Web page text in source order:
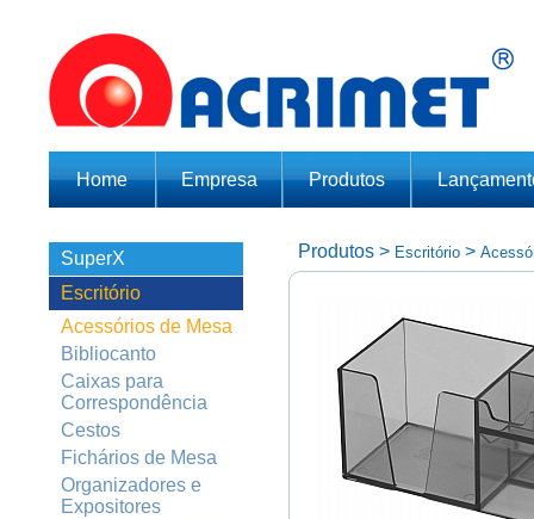
Home Empresa Produtos
SuperX
Escritório
Acessórios de Mesa
Bibliocanto
Caixas para
Correspondência
Cestos
Fichários de Mesa
Organizadores e
Expositores
Produtos> Escritório>